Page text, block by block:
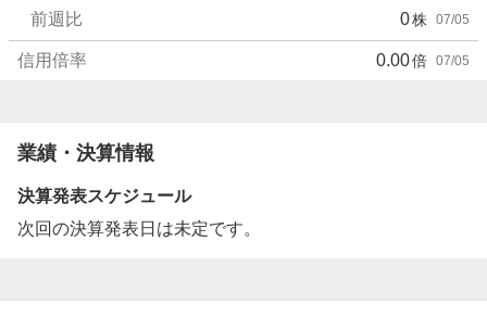
前週比 0株 07/05
信用倍率 0.00倍 07/05
業績・決算情報
決算発表スケジュール
次回の決算発表日は未定です。